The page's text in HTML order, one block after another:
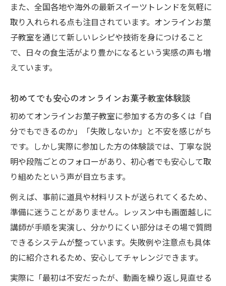
また、全国各地や海外の最新スイーツトレンドを気軽に
取り入れられる点も注目されています。オンラインお菓
子教室を通じて新しいレシピや技術を身につけること
で、日々の食生活がより豊かになるという実感の声も増
えています。
初めてでも安心のオンラインお菓子教室体験談
初めてオンラインお菓子教室に参加する方の多くは「自
分でもできるのか」「失敗しないか」と不安を感じがち
です。しかし実際に参加した方の体験談では、丁寧な説
明や段階ごとのフォローがあり、初心者でも安心して取
り組めたという声が目立ちます。
例えば、事前に道具や材料リストが送られてくるため、
準備に迷うことがありません。レッスン中も画面越しに
講師が手順を実演し、分かりにくい部分はその場で質問
できるシステムが整っています。失敗例や注意点も具体
的に紹介されるため、安心してチャレンジできます。
実際に「最初は不安だったが、動画を繰り返し見直せる